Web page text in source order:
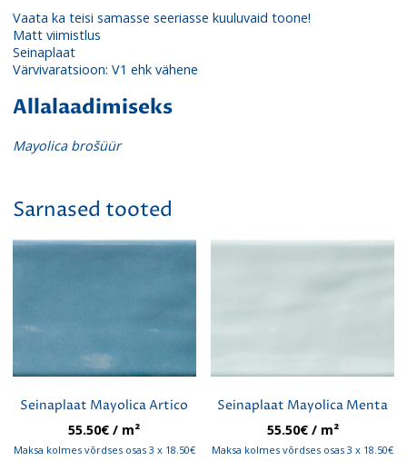
Vaata ka teisi samasse seeriasse kuuluvaid toone!
Matt viimistlus
Seinaplaat
Värvivaratsioon: V1 ehk vähene
Allalaadimiseks
Mayolica brošüür
Sarnased tooted
Seinaplaat Mayolica Artico
55.50€ / m²
Maksa kolmes võrdses osas 3 x 18.50€
Seinaplaat Mayolica Menta
55.50€/ m²
Maksa kolmes võrdses osas 3 x 18.50€